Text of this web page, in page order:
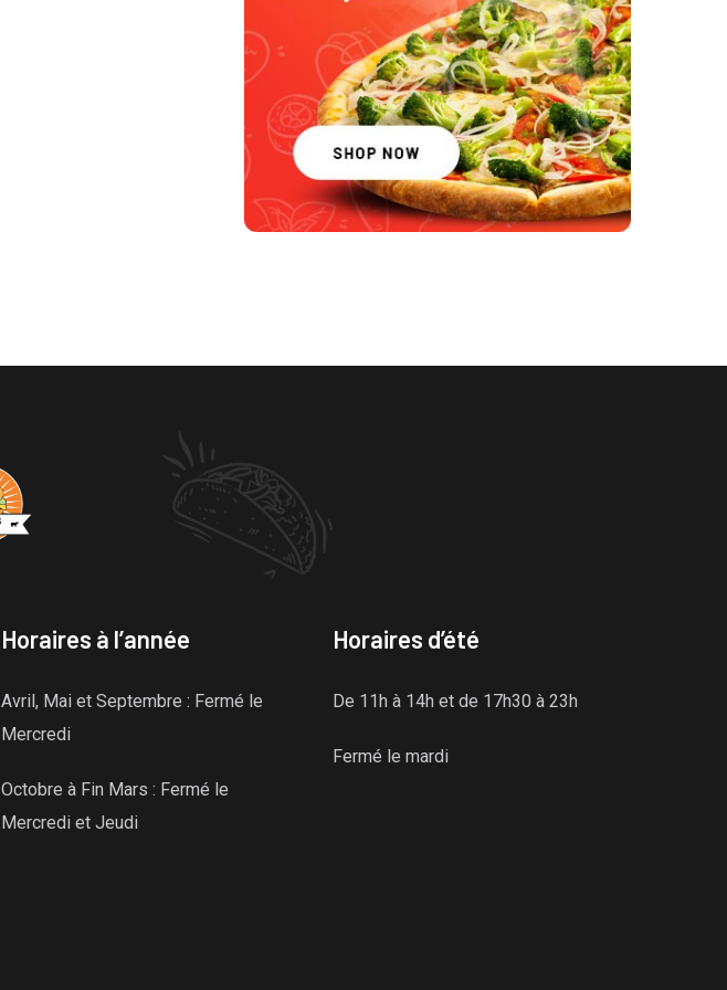
Horaires à l’année
Avril, Mai et Septembre : Fermé le
Mercredi
Octobre à Fin Mars : Fermé le
Mercredi et Jeudi
Horaires d’été
De 11h à 14h et de 17h30 à 23h
Fermé le mardi